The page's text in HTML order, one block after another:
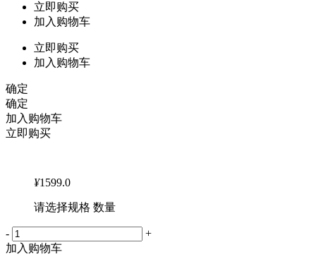
立即购买
加入购物车
立即购买
加入购物车
确定
确定
加入购物车
立即购买
¥1599.0
请选择规格 数量
-
+
加入购物车